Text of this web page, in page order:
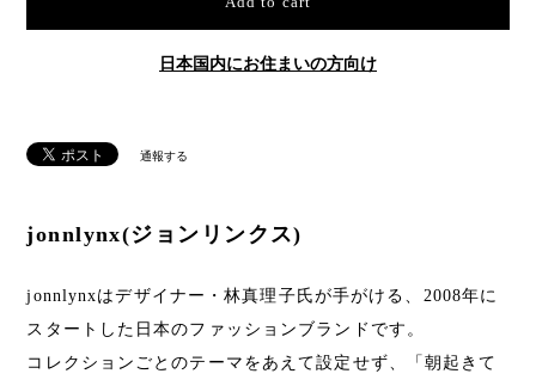
日本国内にお住まいの方向け
通報する
jonnlynx(ジョンリンクス)
jonnlynxはデザイナー・林真理子氏が手がける、2008年に
スタートした日本のファッションブランドです。
コレクションごとのテーマをあえて設定せず、「朝起きて